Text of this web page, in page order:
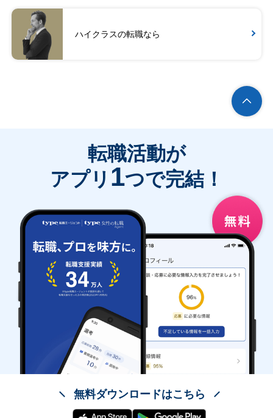
ハイクラスの転職なら
転職活動が
アプリ 1つで完結！
無料ダウンロードはこちら